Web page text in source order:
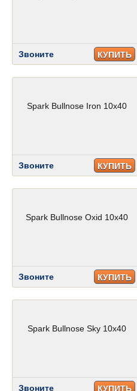
Звоните КУПИТЬ
Spark Bullnose Iron 10x40
Звоните КУПИТЬ
Spark Bullnose Oxid 10x40
Звоните КУПИТЬ
Spark Bullnose Sky 10x40
Звоните КУПИТЬ